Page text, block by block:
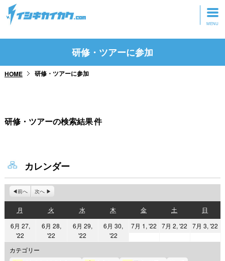
トップページ
研修・ツアーに参加
研修・ツアーに参加
HOME 研修・ツアーに参加
研修・ツアーの検索結果件
カレンダー
前へ 次へ
月
曜
日
火
曜
日
水水
曜
日
木
曜
日
金金
曜
日
土
曜
日
日
曜
日
6月 27,
'22
年
6
6月 28,
'22
6
6月 29,
'22
6
6月 30,
'222022
6
7月 1, '22
2022
月
7月 2, '22
2022
月
7月 3, '22
カテゴリー